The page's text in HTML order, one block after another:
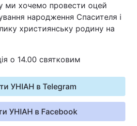
Інциденти
Погода
Статті
Думки
ми хочемо провести оцей
народження Спасителя і
християнську родину на
о 14.00 святковим
УНІАН в Telegram
УНІАН в Facebook